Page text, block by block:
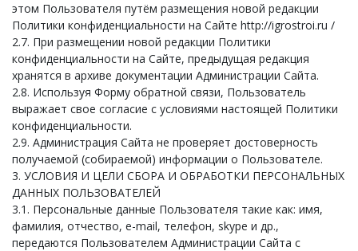
этом Пользователя путём размещения новой редакции
Политики конфиденциальности на Сайте http://igrostroi.ru /
2.7. При размещении новой редакции Политики
конфиденциальности на Сайте, предыдущая редакция
хранятся в архиве документации Администрации Сайта.
2.8. Используя Форму обратной связи, Пользователь
выражает свое согласие с условиями настоящей Политики
конфиденциальности.
2.9. Администрация Сайта не проверяет достоверность
получаемой (собираемой) информации о Пользователе.
3. УСЛОВИЯ И ЦЕЛИ СБОРА И ОБРАБОТКИ ПЕРСОНАЛЬНЫХ
ДАННЫХ ПОЛЬЗОВАТЕЛЕЙ
3.1. Персональные данные Пользователя такие как: имя,
фамилия, отчество, e-mail, телефон, skype и др.,
передаются Пользователем Администрации Сайта с